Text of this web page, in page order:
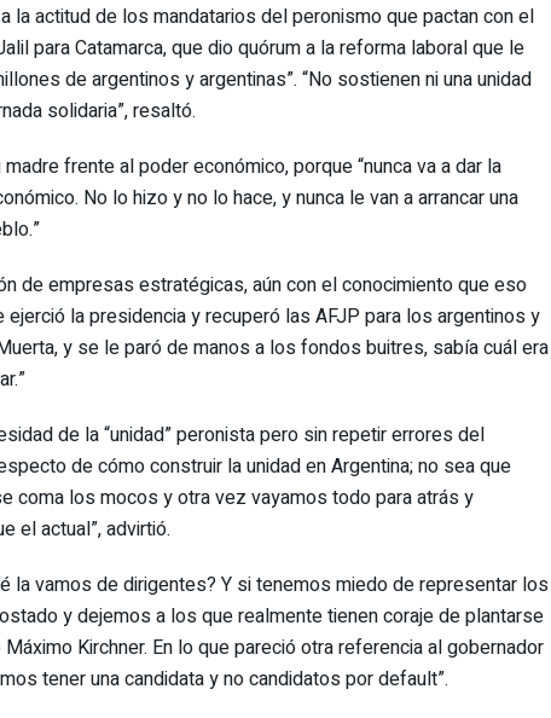
la actitud de los mandatarios del peronismo que pactan con el
para Catamarca, que dio quórum a la reforma laboral que le
de argentinos y argentinas”. “No sostienen ni una unidad
solidaria”, resaltó.
frente al poder económico, porque “nunca va a dar la
No lo hizo y no lo hace, y nunca le van a arrancar una
de empresas estratégicas, aún con el conocimiento que eso
la presidencia y recuperó las AFJP para los argentinos y
y se le paró de manos a los fondos buitres, sabía cuál era
de la “unidad” peronista pero sin repetir errores del
de cómo construir la unidad en Argentina; no sea que
coma los mocos y otra vez vayamos todo para atrás y
el actual”, advirtió.
la vamos de dirigentes? Y si tenemos miedo de representar los
y dejemos a los que realmente tienen coraje de plantarse
Kirchner. En lo que pareció otra referencia al gobernador
tener una candidata y no candidatos por default”.